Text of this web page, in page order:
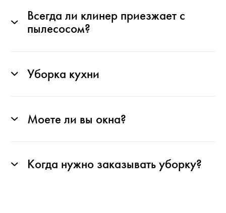
Всегда ли клинер приезжает с
пылесосом?
Уборка кухни
Моете ли вы окна?
Когда нужно заказывать уборку?